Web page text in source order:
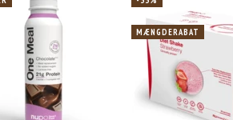
MÆNGDERABAT